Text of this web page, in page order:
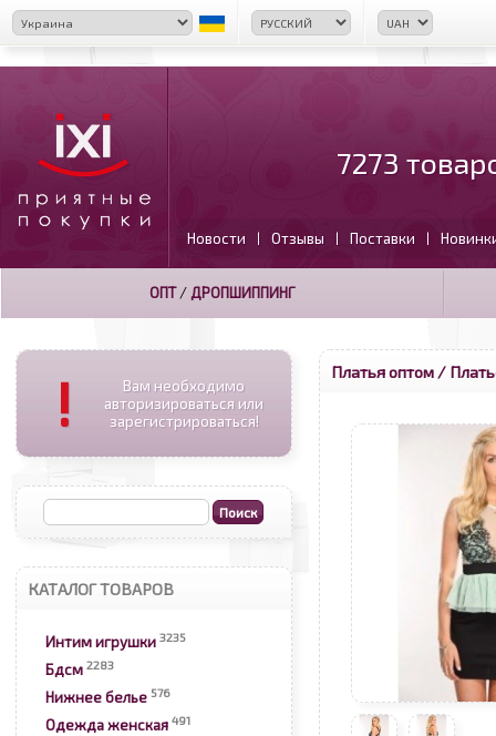
7273
Новости | Отзывы | Поставки |
ОПТ/ ДРОПШИППИНГ
!
Вам необходимо
авторизироваться или
зарегистрироваться!
КАТАЛОГ ТОВАРОВ
Интим игрушки 3235
Бдсм 2283
Нижнее белье 576
Одежда женская 491
Платья оптом/